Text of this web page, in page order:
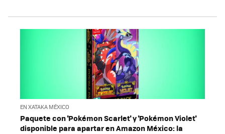
EN XATAKA MÉXICO
Paquete con 'Pokémon Scarlet' y 'Pokémon Violet'
disponible para apartar en Amazon México: la